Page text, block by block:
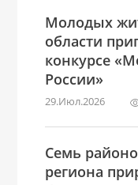
Молодых
области
конкурсе
России»
29.Июл.2026
Семь
региона